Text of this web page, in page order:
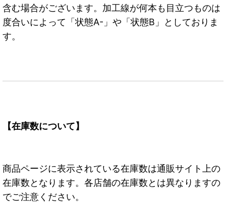
含む場合がございます。加工線が何本も目立つものは
度合いによって「状態A-」や「状態B」としておりま
す。
【在庫数について】
商品ページに表示されている在庫数は通販サイト上の
在庫数となります。各店舗の在庫数とは異なりますの
でご注意ください。